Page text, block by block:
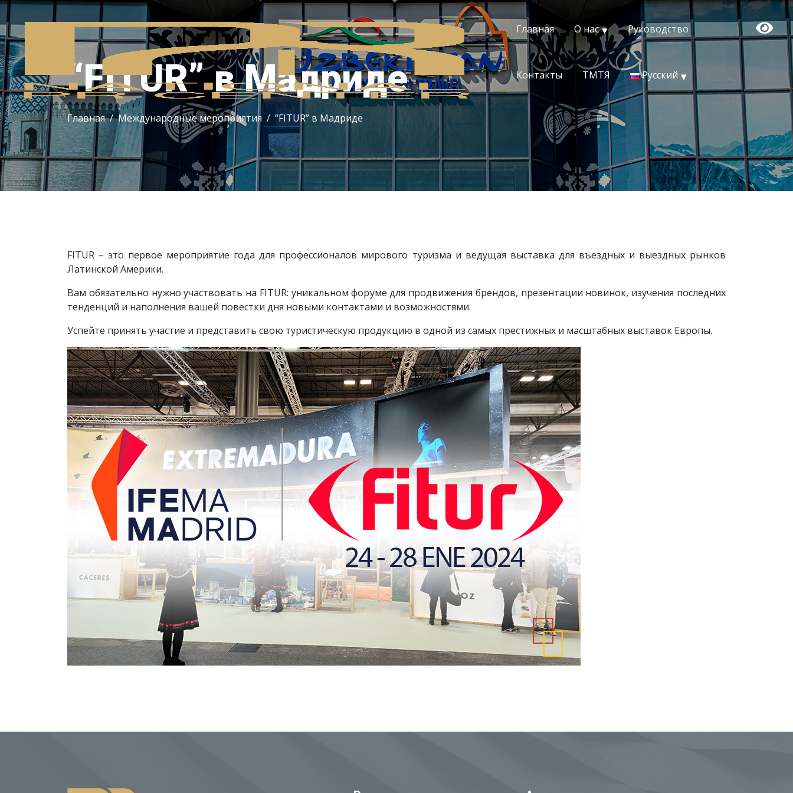
Главная О нас Руководство
Контакты ТМТЯ Русский
“FITUR” в Мадриде
Главная Международные мероприятия “FITUR” в Мадриде
FITUR – это первое мероприятие года для профессионалов мирового туризма и ведущая выставка для въездных и выездных рынков
Латинской Америки.
Вам обязательно нужно участвовать на FITUR: уникальном форуме для продвижения брендов, презентации новинок, изучения последних
тенденций и наполнения вашей повестки дня новыми контактами и возможностями.
Успейте принять участие и представить свою туристическую продукцию в одной из самых престижных и масштабных выставок Европы.